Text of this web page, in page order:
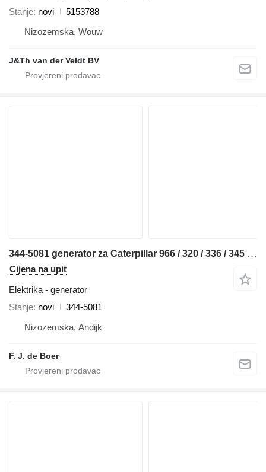
Stanje novi
5153788
Nizozemska, Wouw
J&Th van der Veldt BV
344-5081 generator za Caterpillar 966 / 320 / 336 / 345 bagera-utovarivača
Cijena na upit
Elektrika - generator
Stanje novi
344-5081
Nizozemska, Andijk
F. J. de Boer